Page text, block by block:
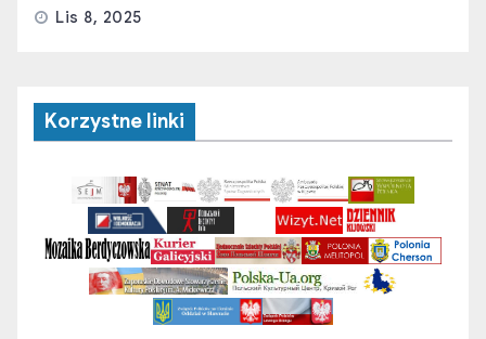
Lis 8, 2025
Korzystne linki